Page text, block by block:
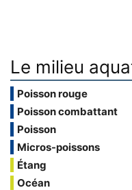
Le milieu
Poisson rouge
Poisson combattant
Poisson
Micros-poissons
Étang
Océan